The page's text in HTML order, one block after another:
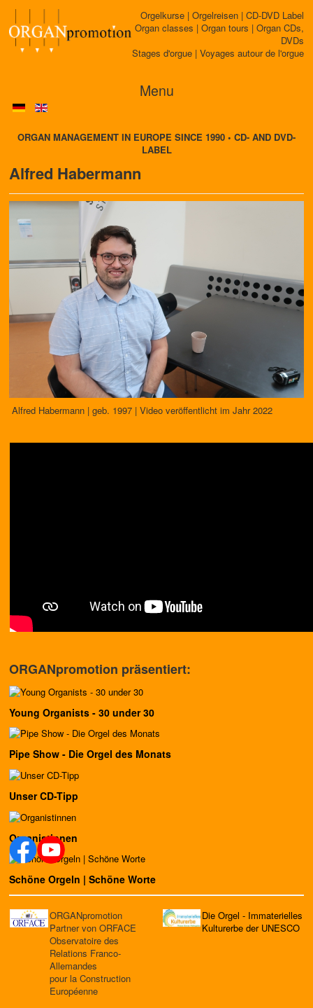
Orgelkurse | Orgelreisen | CD-DVD Label
Organ classes | Organ tours | Organ CDs,
DVDs
Stages d'orgue | Voyages autour de l'orgue
Menu
ORGAN MANAGEMENT IN EUROPE SINCE 1990 • CD- AND DVD-
LABEL
Alfred Habermann
Alfred Habermann | geb. 1997 | Video veröffentlicht im Jahr 2022
ORGANpromotion präsentiert:
Young Organists - 30 under 30
Pipe Show - Die Orgel des Monats
Unser CD-Tipp
Organistinnen
Schöne Orgeln | Schöne Worte
ORGANpromotion
Partner von ORFACE
Observatoire des
Relations Franco-
Allemandes
pour la Construction
Européenne
Die Orgel - Immaterielles
Kulturerbe der UNESCO